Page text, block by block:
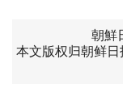
朝鮮
本文版权归朝鲜